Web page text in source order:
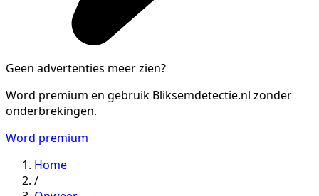
Geen advertenties meer zien?
Word premium en gebruik Bliksemdetectie.nl zonder
onderbrekingen.
Word premium
Home
/